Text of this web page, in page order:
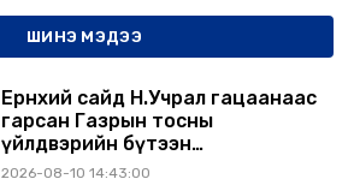
ШИНЭ МЭДЭЭ
Ерөнхий сайд Н.Учрал гацаанаас
гарсан Газрын тосны
үйлдвэрийн бүтээн
байгуулалтыг тасралтгүй
2026-08-10 14:43:00